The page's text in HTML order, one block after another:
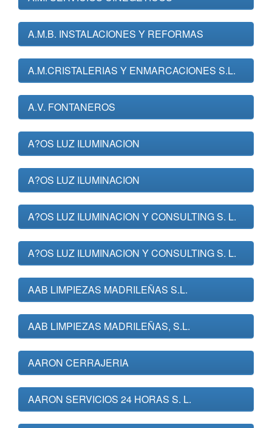
A.M.B. INSTALACIONES Y REFORMAS
A.M.CRISTALERIAS Y ENMARCACIONES S.L.
A.V. FONTANEROS
A?OS LUZ ILUMINACION
A?OS LUZ ILUMINACION
A?OS LUZ ILUMINACION Y CONSULTING S. L.
A?OS LUZ ILUMINACION Y CONSULTING S. L.
AAB LIMPIEZAS MADRILEÑAS S.L.
AAB LIMPIEZAS MADRILEÑAS, S.L.
AARON CERRAJERIA
AARON SERVICIOS 24 HORAS S. L.